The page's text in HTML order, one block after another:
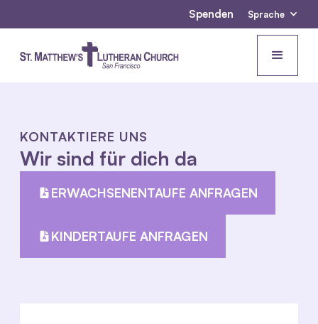
Spenden Sprache
KONTAKTIERE UNS
Wir sind für dich da
ERWACHSENENTAUFE ANFRAGEN
KINDERTAUFE ANFRAGEN